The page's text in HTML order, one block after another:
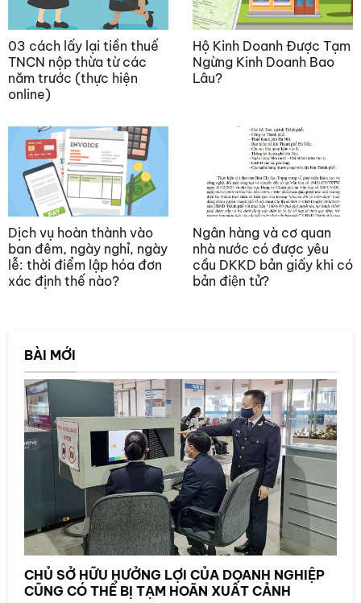
03 cách lấy lại tiền thuế
TNCN nộp thừa từ các
năm trước (thực hiện
online)
Hộ Kinh Doanh Được Tạm
Ngừng Kinh Doanh Bao
Lâu?
Dịch vụ hoàn thành vào
ban đêm, ngày nghỉ, ngày
lễ: thời điểm lập hóa đơn
xác định thế nào?
Ngân hàng và cơ quan
nhà nước có được yêu
cầu DKKD bản giấy khi có
bản điện tử?
BÀI MỚI
CHỦ SỞ HỮU HƯỞNG LỢI CỦA DOANH NGHIỆP
CŨNG CÓ THỂ BỊ TẠM HOÃN XUẤT CẢNH